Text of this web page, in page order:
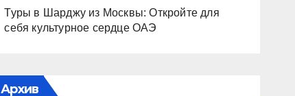
Туры в Шарджу из Москвы: Откройте для
себя культурное сердце ОАЭ
Архив